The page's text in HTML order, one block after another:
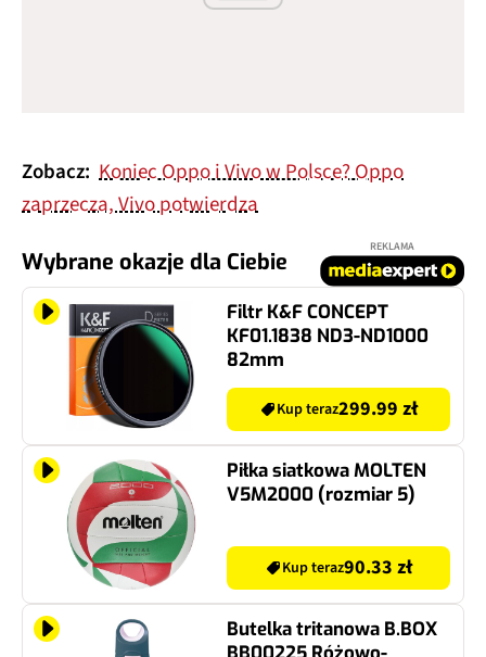
Zobacz: Koniec Oppo i Vivo w Polsce? Oppo
zaprzecza, Vivo potwierdza
Wybrane okazje dla Ciebie
REKLAMA
Filtr K&F CONCEPT
KF01.1838 ND3-ND1000
82mm
Kup teraz299.99 zł
Piłka siatkowa MOLTEN
V5M2000 (rozmiar 5)
Kup teraz90.33 zł
Butelka tritanowa B.BOX